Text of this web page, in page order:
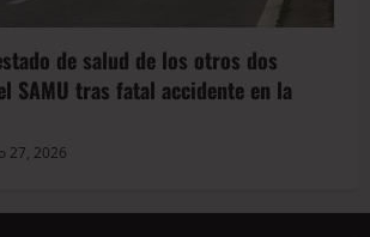
de salud de los otros dos
SAMU tras fatal accidente en la
27, 2026